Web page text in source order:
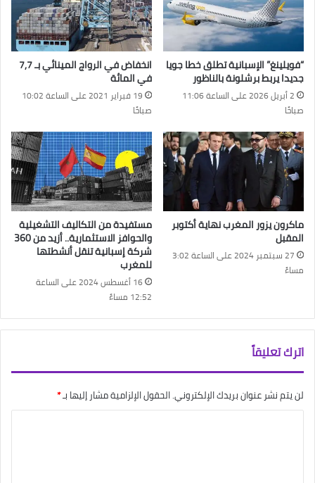
“فويلينغ” الإسبانية تطلق خطا جويا
جديدا يربط برشلونة بالناظور
2 أبريل 2026 على الساعة 11:06
صباحًا
انخفاض في الرواج المينائي بـ 7,7
في المائة
19 فبراير 2021 على الساعة 10:02
صباحًا
ماكرون يزور المغرب نهاية أكتوبر
المقبل
27 سبتمبر 2024 على الساعة 3:02
مساءً
مستفيدة من التكاليف التشغيلية
والحوافز الاستثمارية.. أزيد من 360
شركة إسبانية تنقل أنشطتها
للمغرب
16 أغسطس 2024 على الساعة
12:52 مساءً
اترك تعليقاً
لن يتم نشر عنوان بريدك الإلكتروني.الحقول الإلزامية مشار إليها بـ*